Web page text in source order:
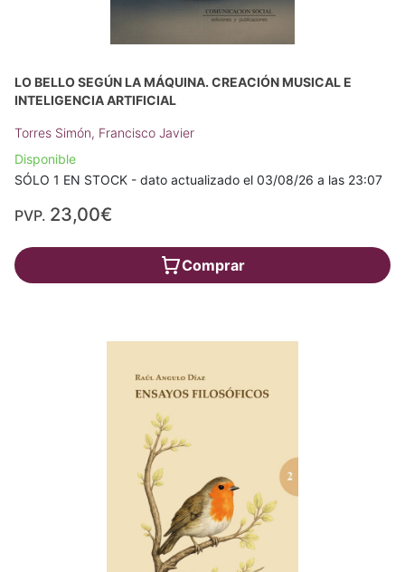
LO BELLO SEGÚN LA MÁQUINA. CREACIÓN MUSICAL E
INTELIGENCIA ARTIFICIAL
Torres Simón, Francisco Javier
Disponible
SÓLO 1 EN STOCK - dato actualizado el 03/08/26 a las 23:07
PVP. 23,00€
Comprar